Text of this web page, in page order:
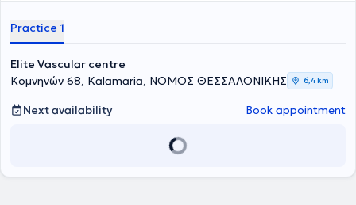
Είναι Πανεπιστημιακός Υπότροφος του Αγγειοχειρουργικού
επιτελώντας χειρουργικό έργο και συμμετέχοντας, παράλληλα,
στην εκπαίδευση των νέων ιατρών. Τέλος, διαθέτει κατάρτιση και
έχει ερευνητική δράση, η οποία αποτυπώνεται στις ακαδημαϊκές
δημοσιεύσεις και ανακοινώσεις σε εγχώρια και διεθνή συνέδρια,
στα οποία συμμετέχει, ενώ αποτελεί μέλος της ευρωπαϊκής
Ελληνικής Αγγειοχειρουργικής Εταιρείας.
Practice 1
Elite Vascular centre
Κομνηνών 68, Kalamaria, ΝΟΜΟΣ ΘΕΣΣΑΛΟΝΙΚΗΣ
6,4 km
Next availability Book appointment